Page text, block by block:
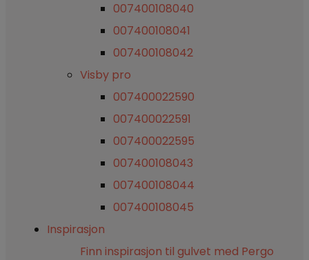
007400108040
007400108041
007400108042
Visby pro
007400022590
007400022591
007400022595
007400108043
007400108044
007400108045
Inspirasjon
Finn inspirasjon til gulvet med Pergo